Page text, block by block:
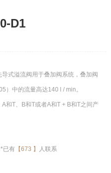
D1
式溢流阀用于叠加阀系统，叠加阀
）中的流量高达140 l / min。
和T、B和T或者A和T + B和T之间产
*已有【673 】 人联系